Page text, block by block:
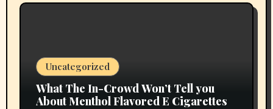
Uncategorized
What The In-Crowd Won’t Tell you
About Menthol Flavored E Cigarettes